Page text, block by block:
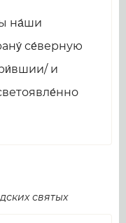
на́ши
се́верную
и
святых